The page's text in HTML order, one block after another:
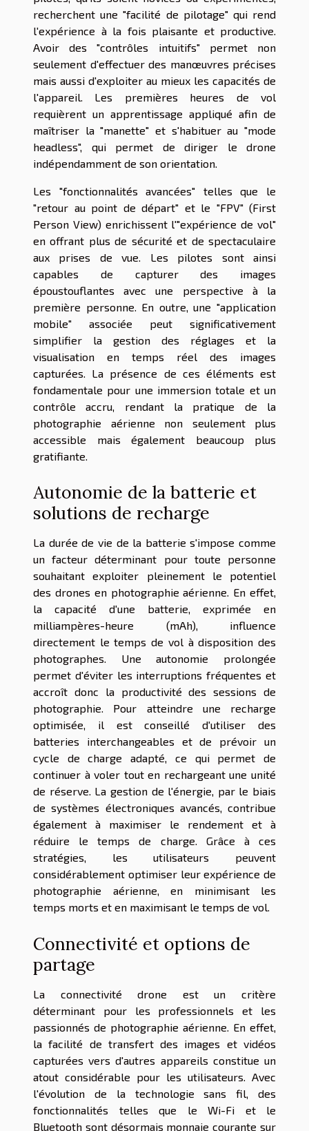
recherchent une "facilité de pilotage" qui rend
l'expérience à la fois plaisante et productive.
Avoir des "contrôles intuitifs" permet non
seulement d'effectuer des manœuvres précises
mais aussi d'exploiter au mieux les capacités de
l'appareil. Les premières heures de vol
requièrent un apprentissage appliqué afin de
maîtriser la "manette" et s'habituer au "mode
headless", qui permet de diriger le drone
indépendamment de son orientation.
Les "fonctionnalités avancées" telles que le
"retour au point de départ" et le "FPV" (First
Person View) enrichissent l'"expérience de vol"
en offrant plus de sécurité et de spectaculaire
aux prises de vue. Les pilotes sont ainsi
capables de capturer des images
époustouflantes avec une perspective à la
première personne. En outre, une "application
mobile" associée peut significativement
simplifier la gestion des réglages et la
visualisation en temps réel des images
capturées. La présence de ces éléments est
fondamentale pour une immersion totale et un
contrôle accru, rendant la pratique de la
photographie aérienne non seulement plus
accessible mais également beaucoup plus
gratifiante.
Autonomie de la batterie et
solutions de recharge
La durée de vie de la batterie s'impose comme
un facteur déterminant pour toute personne
souhaitant exploiter pleinement le potentiel
des drones en photographie aérienne. En effet,
la capacité d'une batterie, exprimée en
milliampères-heure (mAh), influence
directement le temps de vol à disposition des
photographes. Une autonomie prolongée
permet d'éviter les interruptions fréquentes et
accroît donc la productivité des sessions de
photographie. Pour atteindre une recharge
optimisée, il est conseillé d'utiliser des
batteries interchangeables et de prévoir un
cycle de charge adapté, ce qui permet de
continuer à voler tout en rechargeant une unité
de réserve. La gestion de l'énergie, par le biais
de systèmes électroniques avancés, contribue
également à maximiser le rendement et à
réduire le temps de charge. Grâce à ces
stratégies, les utilisateurs peuvent
considérablement optimiser leur expérience de
photographie aérienne, en minimisant les
temps morts et en maximisant le temps de vol.
Connectivité et options de
partage
La connectivité drone est un critère
déterminant pour les professionnels et les
passionnés de photographie aérienne. En effet,
la facilité de transfert des images et vidéos
capturées vers d'autres appareils constitue un
atout considérable pour les utilisateurs. Avec
l'évolution de la technologie sans fil, des
fonctionnalités telles que le Wi-Fi et le
Bluetooth sont désormais monnaie courante sur